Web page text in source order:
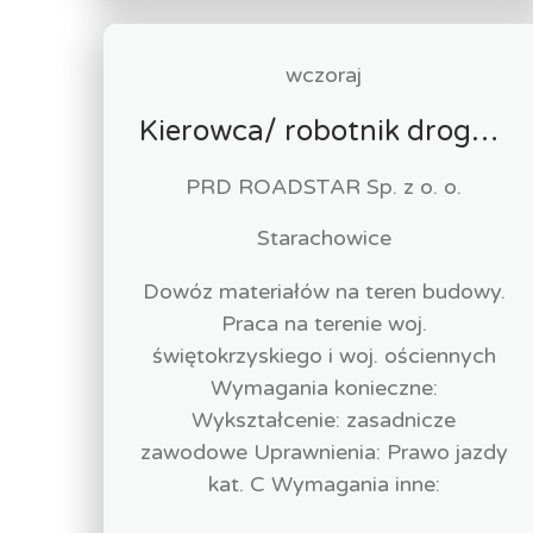
wczoraj
Kierowca/ robotnik drogowy (k/m)
PRD ROADSTAR Sp. z o. o.
Starachowice
Dowóz materiałów na teren budowy.
Praca na terenie woj.
świętokrzyskiego i woj. ościennych
Wymagania konieczne:
Wykształcenie: zasadnicze
zawodowe Uprawnienia: Prawo jazdy
kat. C Wymagania inne: